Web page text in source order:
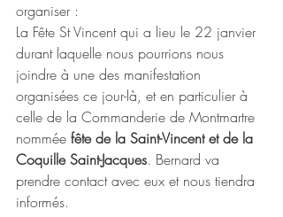
organiser :
La Fête St Vincent qui a lieu le 22 janvier
durant laquelle nous pourrions nous
joindre à une des manifestation
organisées ce jour-là, et en particulier à
celle de la Commanderie de Montmartre
nommée fête de la Saint-Vincent et de la
Coquille Saint-Jacques. Bernard va
prendre contact avec eux et nous tiendra
informés.